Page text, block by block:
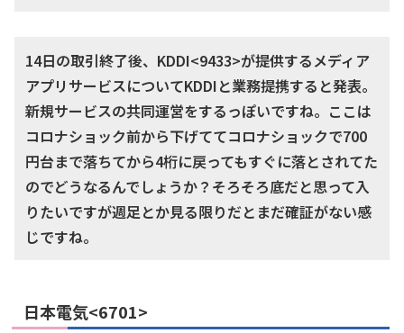
14日の取引終了後、KDDI<9433>が提供するメディア
アプリサービスについてKDDIと業務提携すると発表。
新規サービスの共同運営をするっぽいですね。ここは
コロナショック前から下げててコロナショックで700
円台まで落ちてから4桁に戻ってもすぐに落とされてた
のでどうなるんでしょうか？そろそろ底だと思って入
りたいですが週足とか見る限りだとまだ確証がない感
じですね。
日本電気<6701>